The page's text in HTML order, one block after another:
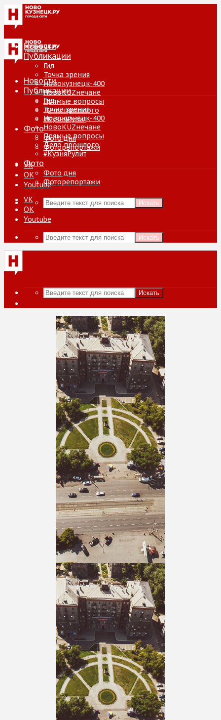
Новости
Публикации
Гид
Точка зрения
Новокузнецк-400
НовоKUZнечане
Прямые вопросы
Дело прошлого
#КузняРулит
Фото
Фото дня
Фоторепортажи
VK
ОК
Youtube
Искать
Новости
Публикации
Гид
Точка зрения
Новокузнецк-400
НовоKUZнечане
Прямые вопросы
Дело прошлого
#КузняРулит
Фото
Фото дня
Фоторепортажи
VK
ОК
Youtube
Искать
Искать